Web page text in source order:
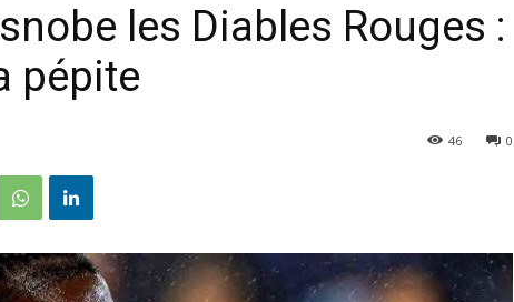
les Diables Rouges :
pépite
0
46